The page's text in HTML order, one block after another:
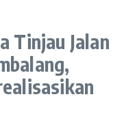
Tinjau Jalan